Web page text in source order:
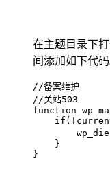
在主题目录下
间添加如下代码
//备案维护
//关站503
function
    }
}